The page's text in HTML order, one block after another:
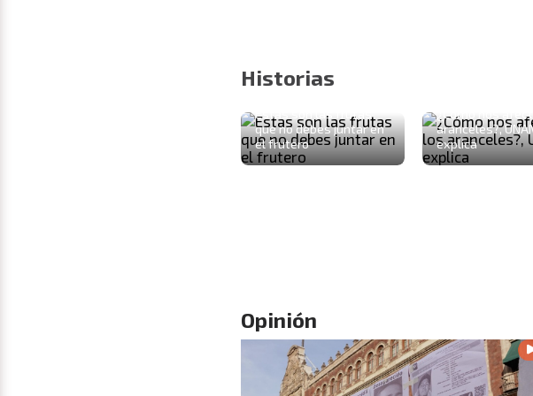
Historias
Estas son las frutas
que no debes juntar en
el frutero
¿Cómo nos
aranceles?,
explica
Opinión